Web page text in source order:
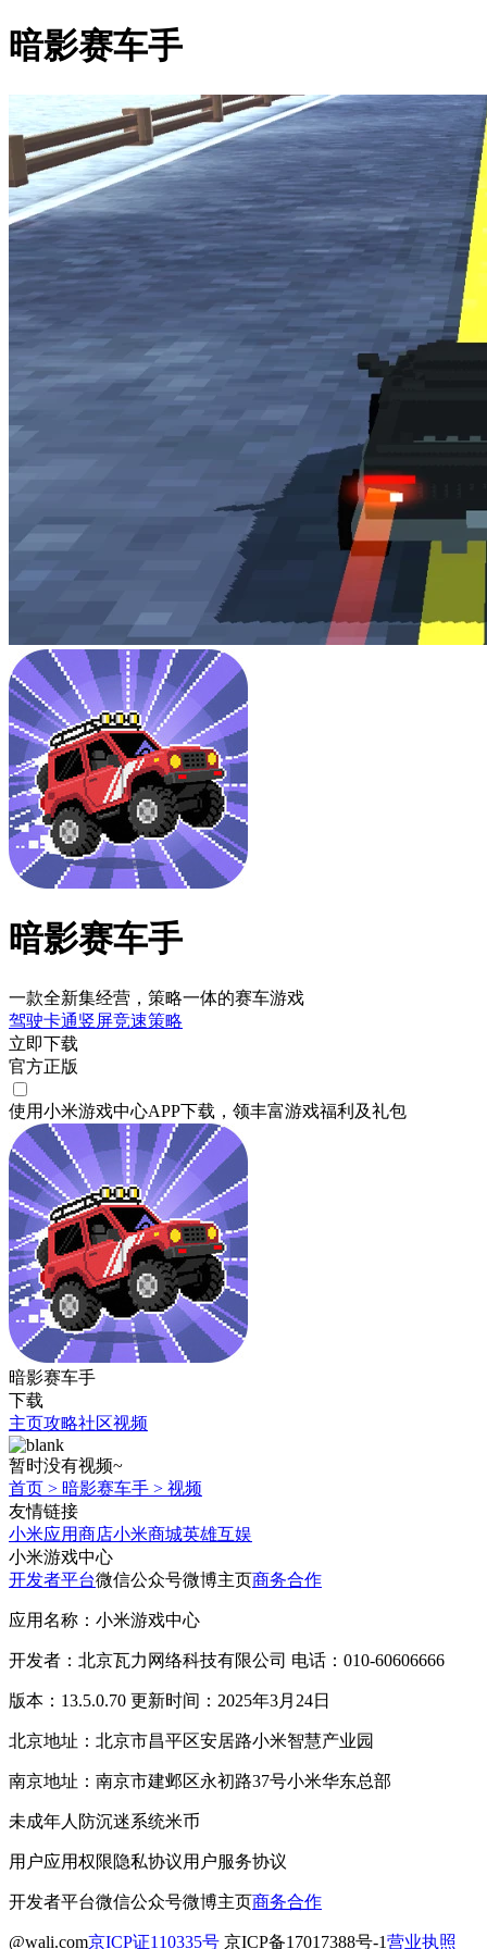
暗影赛车手
暗影赛车手
一款全新集经营，策略一体的赛车游戏
驾驶卡通竖屏竞速策略
立即下载
官方正版
使用小米游戏中心APP下载 ，领丰富游戏福利 及礼包
暗影赛车手
下载
主页攻略社区视频
暂时没有视频~
首页 > 暗影赛车手 > 视频
友情链接
小米应用商店小米商城英雄互娱
小米游戏中心
开发者平台微信公众号微博主页商务合作
应用名称：小米游戏中心
开发者：北京瓦力网络科技有限公司 电话：010-60606666
版本：13.5.0.70 更新时间：2025年3月24日
北京地址：北京市昌平区安居路小米智慧产业园
南京地址：南京市建邺区永初路37号小米华东总部
未成年人防沉迷系统米币
用户应用权限隐私协议用户服务协议
开发者平台微信公众号微博主页商务合作
@wali.com京ICP证110335号 京ICP备17017388号-1营业执照